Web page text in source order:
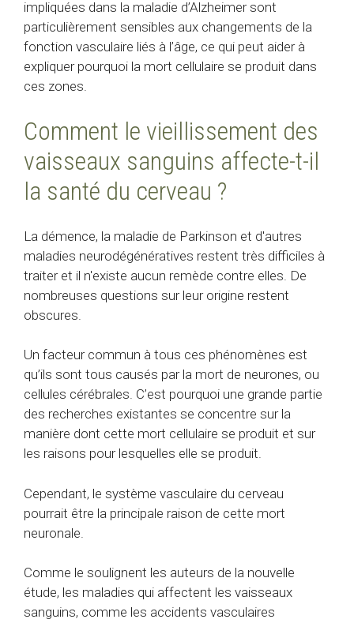
impliquées dans la maladie d’Alzheimer sont
particulièrement sensibles aux changements de la
fonction vasculaire liés à l’âge, ce qui peut aider à
expliquer pourquoi la mort cellulaire se produit dans
ces zones.
Comment le vieillissement des
vaisseaux sanguins affecte-t-il
la santé du cerveau ?
La démence, la maladie de Parkinson et d'autres
maladies neurodégénératives restent très difficiles à
traiter et il n'existe aucun remède contre elles. De
nombreuses questions sur leur origine restent
obscures.
Un facteur commun à tous ces phénomènes est
qu’ils sont tous causés par la mort de neurones, ou
cellules cérébrales. C’est pourquoi une grande partie
des recherches existantes se concentre sur la
manière dont cette mort cellulaire se produit et sur
les raisons pour lesquelles elle se produit.
Cependant, le système vasculaire du cerveau
pourrait être la principale raison de cette mort
neuronale.
Comme le soulignent les auteurs de la nouvelle
étude, les maladies qui affectent les vaisseaux
sanguins, comme les accidents vasculaires